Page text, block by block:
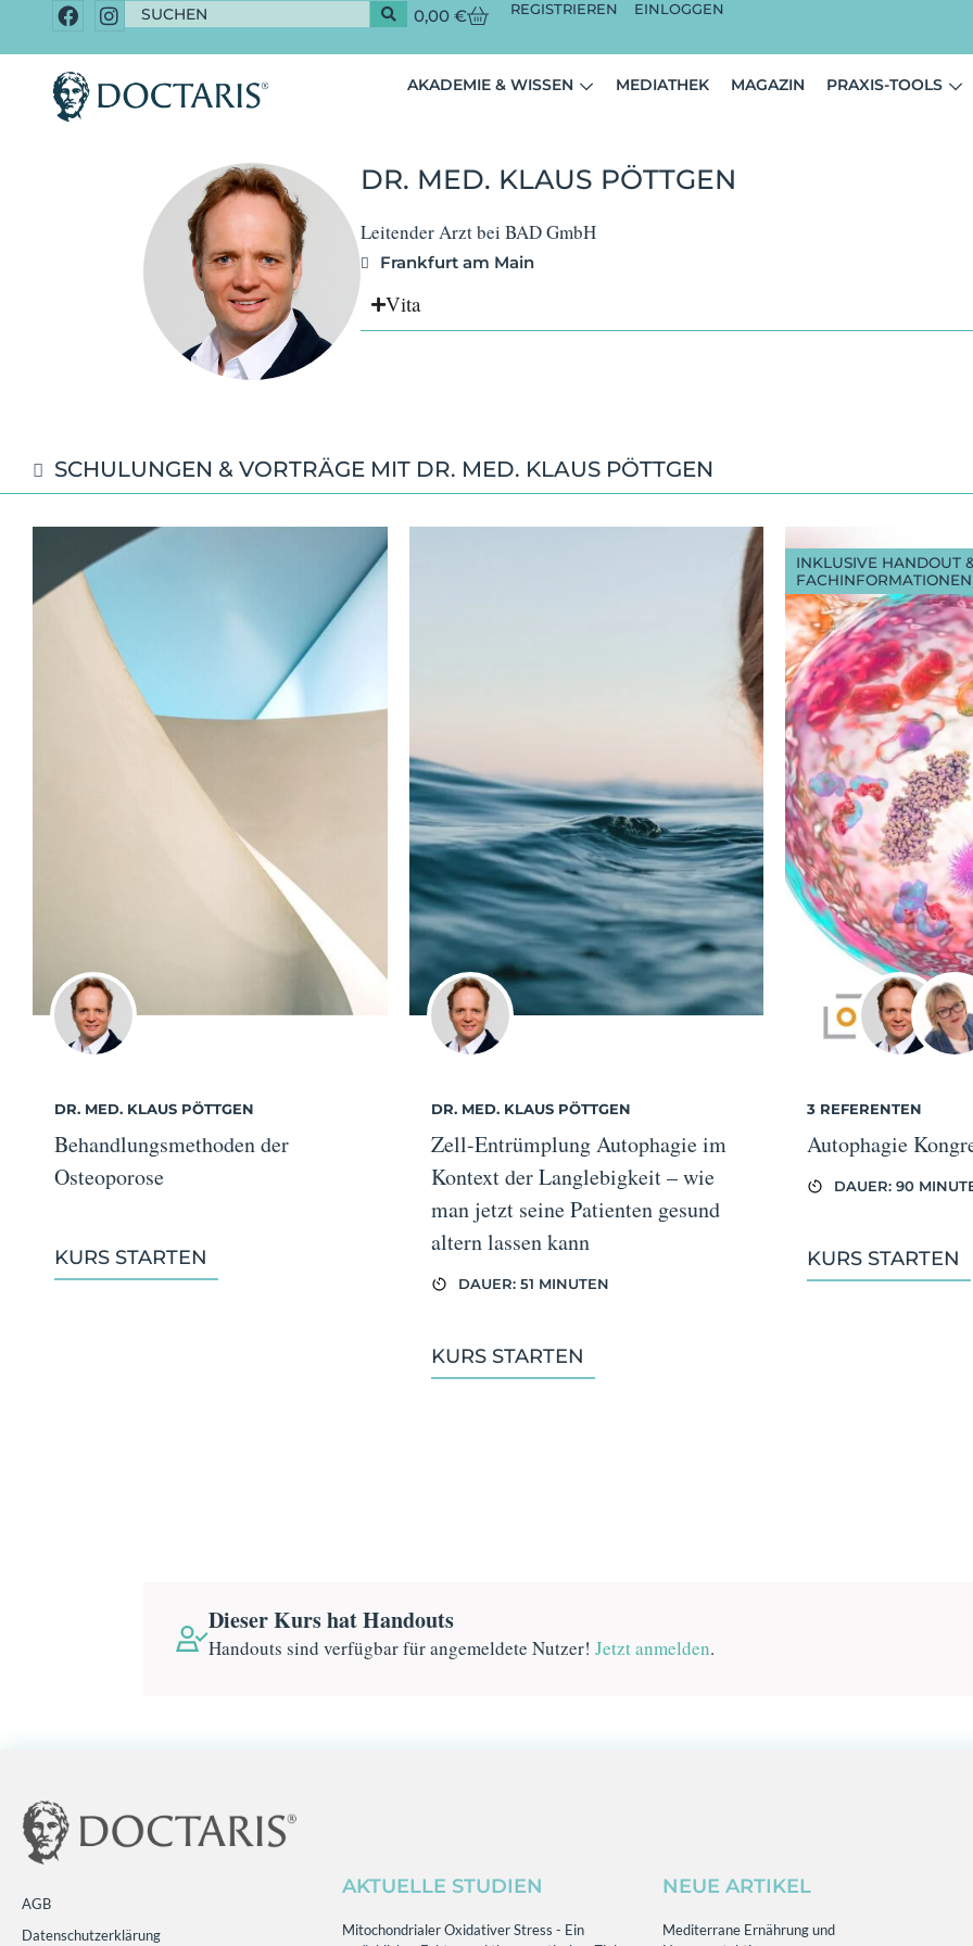
0,00€ REGISTRIEREN EINLOGGEN
AKADEMIE & WISSEN MEDIATHEK MAGAZIN PRAXIS-TOOLS
DR. MED. KLAUS PÖTTGEN
Leitender Arzt bei BAD GmbH
Frankfurt am Main
Vita
SCHULUNGEN & VORTRÄGE MIT DR. MED. KLAUS PÖTTGEN
DR. MED. KLAUS PÖTTGEN
Behandlungsmethoden der
Osteoporose
KURS STARTEN
DR. MED. KLAUS PÖTTGEN
Zell-Entrümplung Autophagie im
Kontext der Langlebigkeit – wie
man jetzt seine Patienten gesund
altern lassen kann
DAUER: 51 MINUTEN
KURS STARTEN
INKLUSIVE HANDOUT
FACHINFORMATIONEN
3 REFERENTEN
Autophagie
DAUER: 90
KURS STARTEN
Dieser Kurs hat Handouts
Handouts sind verfügbar für angemeldete Nutzer! Jetzt anmelden.
AGB
Datenschutzerklärung
AKTUELLE STUDIEN
Mitochondrialer Oxidativer Stress - Ein
NEUE ARTIKEL
Mediterrane Ernährung und